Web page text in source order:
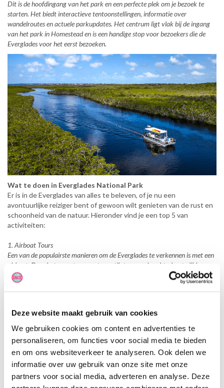
Deze website maakt gebruik van cookies
We gebruiken cookies om content en advertenties te
personaliseren, om functies voor social media te bieden
en om ons websiteverkeer te analyseren. Ook delen we
informatie over uw gebruik van onze site met onze
partners voor social media, adverteren en analyse. Deze
Dit is de hoofdingang van het park en een perfecte plek om je bezoek te
starten. Het biedt interactieve tentoonstellingen, informatie over
wandelroutes en actuele parkupdates. Het centrum ligt vlak bij de ingang
van het park in Homestead en is een handige stop voor bezoekers die de
Everglades voor het eerst bezoeken.
Wat te doen in Everglades National Park
Er is in de Everglades van alles te beleven, of je nu een
avontuurlijke reiziger bent of gewoon wilt genieten van de rust en
schoonheid van de natuur. Hieronder vind je een top 5 van
activiteiten:
1. Airboat Tours
Een van de populairste manieren om de Everglades te verkennen is met een
airboat. Deze boten met een grote ventilator aan de achterkant glijden
over het water en brengen je diep het moeras in, waar je alligators en
andere wilde dieren van dichtbij kunt zien.
Voor een unieke ervaring kun je de 1000 Island Boat Tour doen. Deze
boottocht neemt je mee door het mangrove- en eilandgebied van de
Everglades, waar je de kans krijgt om verschillende wilde dieren te zien en
het adembenemende uitzicht over de waterwegen te genieten. Het is een
fantastische manier om het rustige en ongerepte landschap van de
Everglades te verkennen.
3. Wandelen en Fietsen